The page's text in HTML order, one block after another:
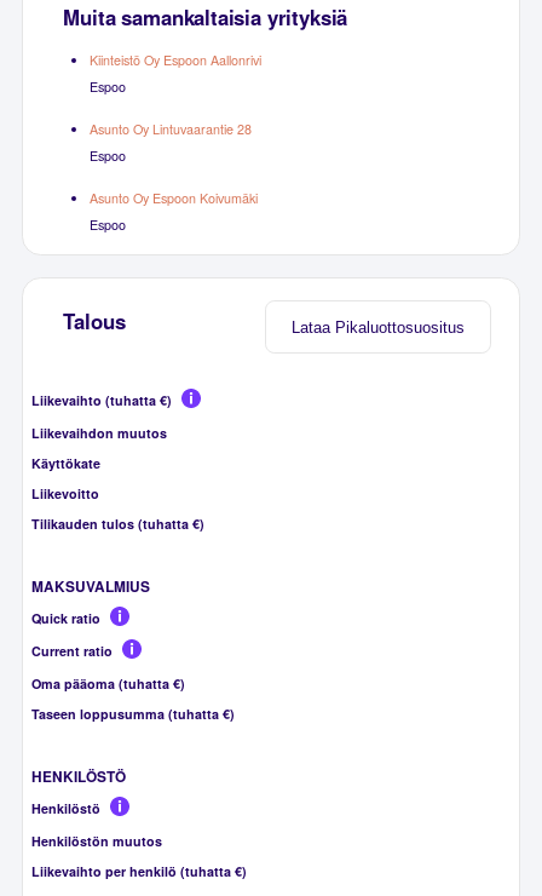
Muita samankaltaisia yrityksiä
Kiinteistö Oy Espoon Aallonrivi
Espoo
Asunto Oy Lintuvaarantie 28
Espoo
Asunto Oy Espoon Koivumäki
Espoo
Lataa Pikaluottosuositus
Talous
Liikevaihto (tuhatta €)
Liikevaihdon muutos
Käyttökate
Liikevoitto
Tilikauden tulos (tuhatta €)
MAKSUVALMIUS
Quick ratio
Current ratio
Oma pääoma (tuhatta €)
Taseen loppusumma (tuhatta €)
HENKILÖSTÖ
Henkilöstö
Henkilöstön muutos
Liikevaihto per henkilö (tuhatta €)